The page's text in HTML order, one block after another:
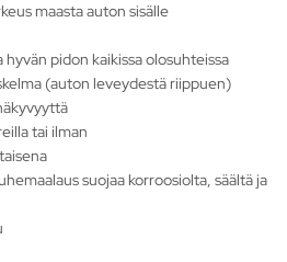
maasta auton sisälle
pidon kaikissa olosuhteissa
(auton leveydestä riippuen)
tai ilman
suojaa korroosiolta, säältä ja